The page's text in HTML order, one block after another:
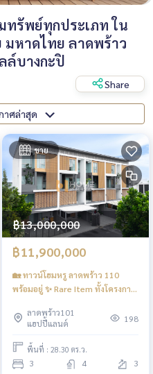
ทรัพย์ทุกประเภท ใน
หาดไทย ลาดพร้าว
ล์บางกะปิ
Share
: ประกาศล่าสุด
ขาย
฿13,000,000
฿11,900,000
🏡 ทาวน์โฮมหรู ลาดพร้าว 110
พร้อมอยู่ ✨ Rare Item ทั้งโครงการ
ลาดพร้าว 110 / 3 ห้องนอน (ขาย),
Nord Ladprao 110 / 3 Bedrooms
(FOR SALE) TPM175
ลาดพร้าว101
แฮปปี้แลนด์
198
พื้นที่ : 28.30 ตร.ว.
3 4 3